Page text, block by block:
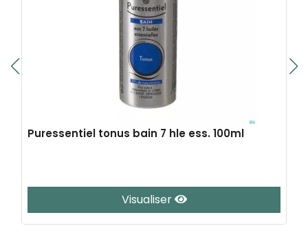
Puressentiel tonus bain 7 hle ess. 100ml
Visualiser